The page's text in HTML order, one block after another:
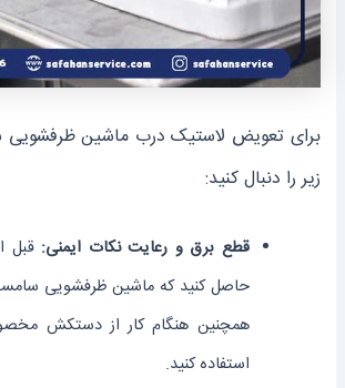
برای تعویض لاستیک درب ماشین
زیر را دنبال کنید:
قطع برق و رعایت نکات ایمنی: قبل
حاصل کنید که ماشین ظرفشویی
همچنین هنگام کار از دستکش
استفاده کنید.